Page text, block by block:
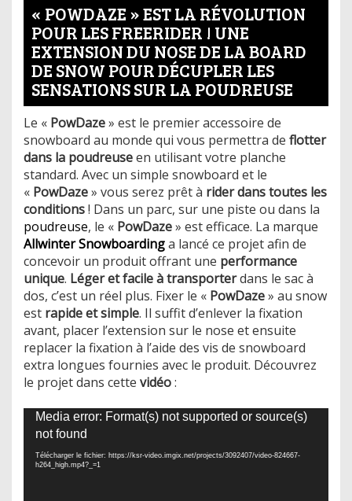
« POWDAZE » EST LA RÉVOLUTION
POUR LES FREERIDER ! UNE
EXTENSION DU NOSE DE LA BOARD
DE SNOW POUR DÉCUPLER LES
SENSATIONS SUR LA POUDREUSE
Le « PowDaze» est le premier accessoire de
snowboard au monde qui vous permettra de flotter
dans la poudreuseen utilisant votre planche
standard. Avec un simple snowboard et le
« PowDaze» vous serez prêt à rider dans toutes les
conditions! Dans un parc, sur une piste ou dans la
poudreuse, le « PowDaze» est efficace. La marque
Allwinter Snowboardinga lancé ce projet afin de
concevoir un produit offrant une performance
unique. Léger et facile à transporterdans le sac à
dos, c’est un réel plus. Fixer le « PowDaze» au snow
est rapide et simple. Il suffit d’enlever la fixation
avant, placer l’extension sur le nose et ensuite
replacer la fixation à l’aide des vis de snowboard
extra longues fournies avec le produit. Découvrez
le projet dans cette vidéo:
Lecteur
vidéo
Media error: Format(s) not supported or source(s)
not found
Télécharger le fichier: https://ksr-video.imgix.net/projects/3092407/video-824667-
h264_high.mp4?_=1